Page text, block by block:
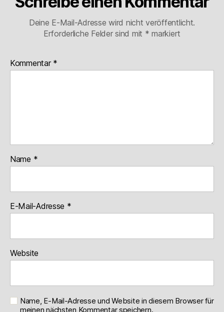
Deine E-Mail-Adresse wird nicht veröffentlicht.
Erforderliche Felder sind mit * markiert
Kommentar *
Name *
E-Mail-Adresse *
Website
Name, E-Mail-Adresse und Website in diesem Browser für
meinen nächsten Kommentar speichern.